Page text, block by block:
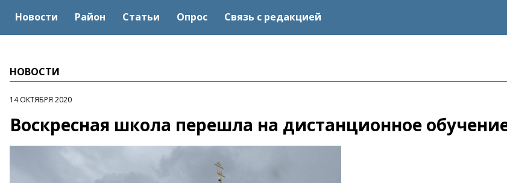
Новости Район Статьи Опрос Связь с редакцией
НОВОСТИ
14 ОКТЯБРЯ 2020
Воскресная школа перешла на дистанционное